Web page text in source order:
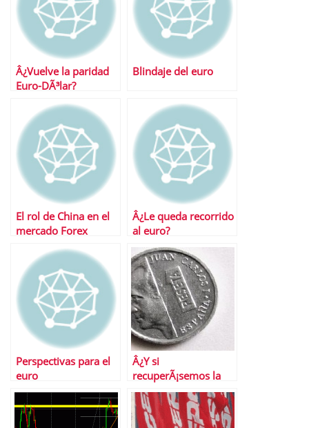
Â¿Vuelve la paridad
Euro-DÃ³lar?
Blindaje del euro
El rol de China en el
mercado Forex
Â¿Le queda recorrido
al euro?
Perspectivas para el
euro
Â¿Y si
recuperÃ¡semos la
peseta?